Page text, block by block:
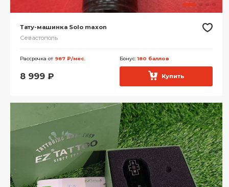
Тату-машинка Solo maxon
Севастополь
Рассрочка от 987 ₽/мес. Бонус:180 баллов
8 999 ₽ Купить